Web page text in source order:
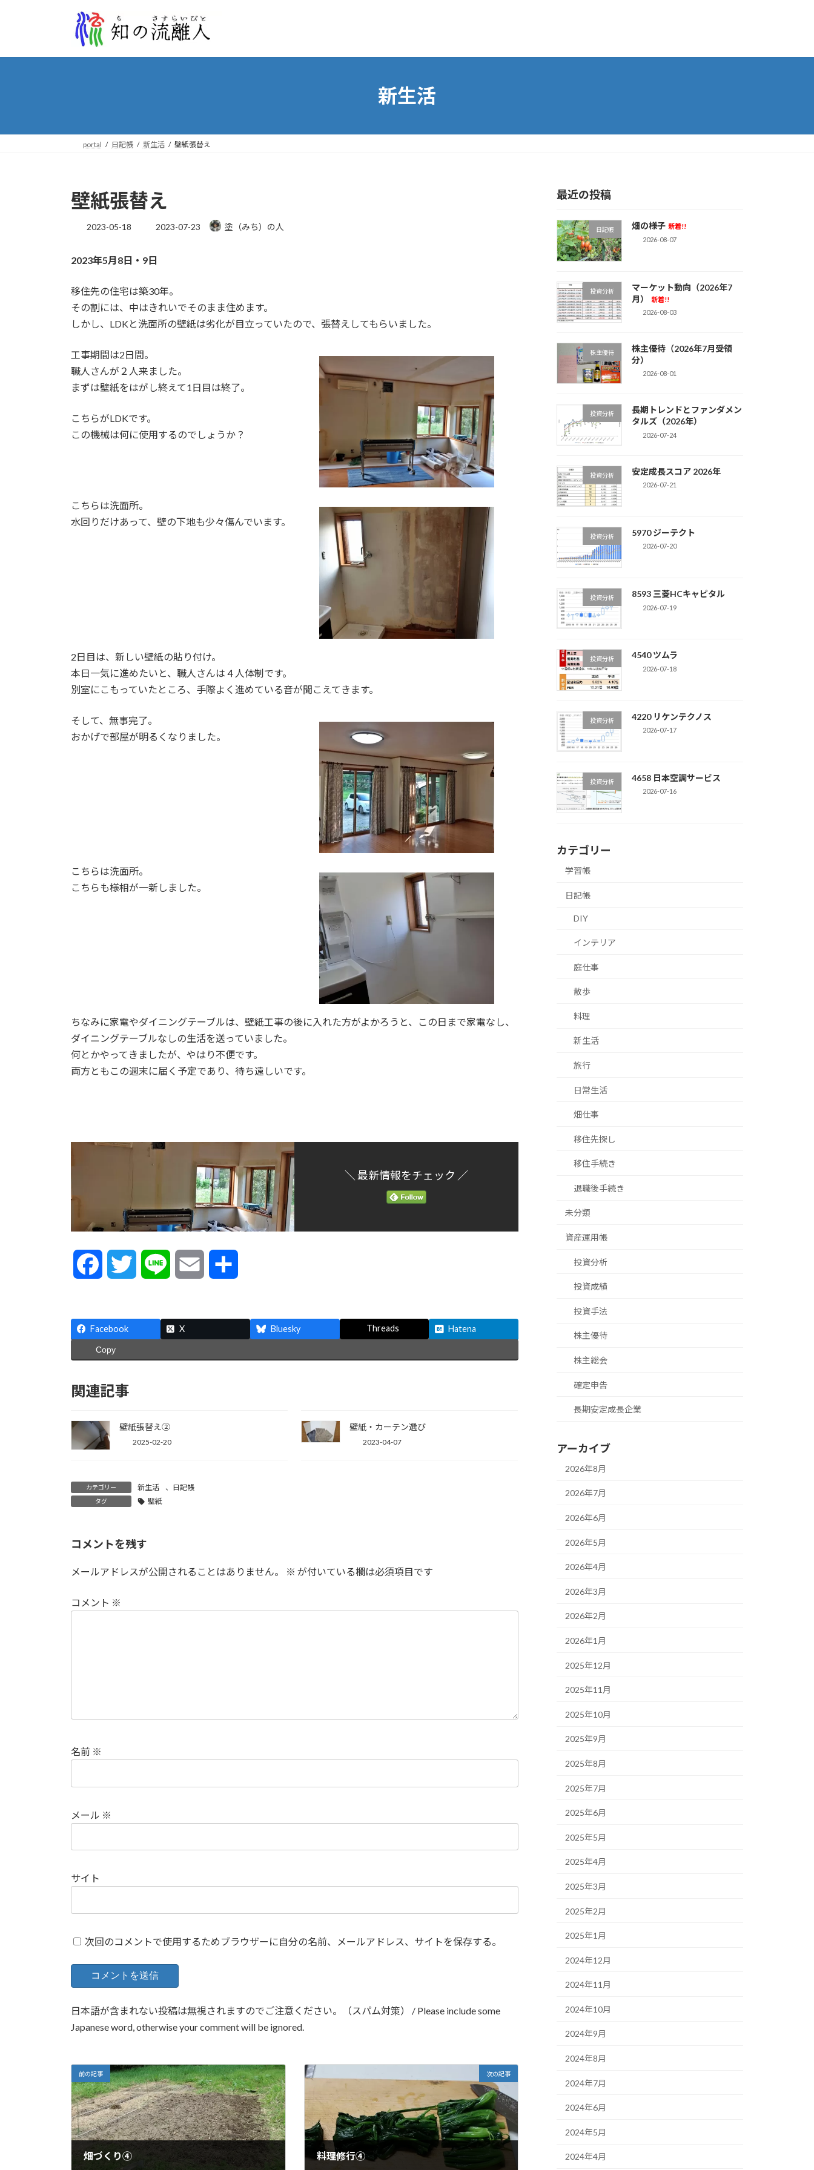
プ
動
新生活
portal 日記帳 新生活 壁紙張替え
壁紙張替え
2023-05-18
最
時
:
2023-07-23 塗（みち）の人
2023年5月8日・9日
移住先の住宅は築30年。
その割には、中はきれいでそのまま住めます。
しかし、LDKと洗面所の壁紙は劣化が目立っていたので、張替えしてもらいました。
工事期間は2日間。
職人さんが２人来ました。
まずは壁紙をはがし終えて1日目は終了。
こちらがLDKです。
この機械は何に使用するのでしょうか？
こちらは洗面所。
水回りだけあって、壁の下地も少々傷んでいます。
2日目は、新しい壁紙の貼り付け。
本日一気に進めたいと、職人さんは４人体制です。
別室にこもっていたところ、手際よく進めている音が聞こえてきます。
そして、無事完了。
おかげで部屋が明るくなりました。
こちらは洗面所。
こちらも様相が一新しました。
ちなみに家電やダイニングテーブルは、壁紙工事の後に入れた方がよかろうと、この日まで家電なし、
ダイニングテーブルなしの生活を送っていました。
何とかやってきましたが、やはり不便です。
両方ともこの週末に届く予定であり、待ち遠しいです。
＼ 最新情報をチェック ／
c
e
o
i
r
n a
Facebook X Bluesky Threads Hatena
Copy
関連記事
壁紙張替え②
2025-02-20
壁紙・カーテン選び
2023-04-07
カテゴリー 新生活 、 日記帳
タグ 壁紙
コメントを残す
メールアドレスが公開されることはありません。 ※ が付いている欄は必須項目です
コメント ※
名前 ※
メール ※
サイト
次回のコメントで使用するためブラウザーに自分の名前、メールアドレス、サイトを保存する。
日本語が含まれない投稿は無視されますのでご注意ください。（スパム対策） / Please include some
Japanese word, otherwise your comment will be ignored.
前の記事
畑づくり④
次の記事
料理修行④
最近の投稿
日記帳 畑の様子 新着!!
2026-08-07
投資分析
マーケット動向（2026年7
月）
新着!!
2026-08-03
株主優待
株主優待（2026年7月受領
分）
2026-08-01
投資分析
長期トレンドとファンダメン
タルズ（2026年）
2026-07-24
投資分析 安定成長スコア 2026年
2026-07-21
投資分析 5970 ジーテクト
2026-07-20
投資分析 8593 三菱HCキャピタル
2026-07-19
投資分析 4540 ツムラ
2026-07-18
投資分析 4220 リケンテクノス
2026-07-17
投資分析 4658 日本空調サービス
2026-07-16
カテゴリー
学習帳
日記帳
DIY
インテリア
庭仕事
散歩
料理
新生活
旅行
日常生活
畑仕事
移住先探し
移住手続き
退職後手続き
未分類
資産運用帳
投資分析
投資成績
投資手法
株主優待
株主総会
確定申告
長期安定成長企業
アーカイブ
2026年8月
2026年7月
2026年6月
2026年5月
2026年4月
2026年3月
2026年2月
2026年1月
2025年12月
2025年11月
2025年10月
2025年9月
2025年8月
2025年7月
2025年6月
2025年5月
2025年4月
2025年3月
2025年2月
2025年1月
2024年12月
2024年11月
2024年10月
2024年9月
2024年8月
2024年7月
2024年6月
2024年5月
2024年4月